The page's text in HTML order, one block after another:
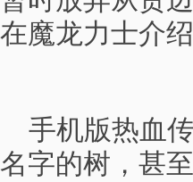
在魔龙力士介
手机版热血
名字的树，甚